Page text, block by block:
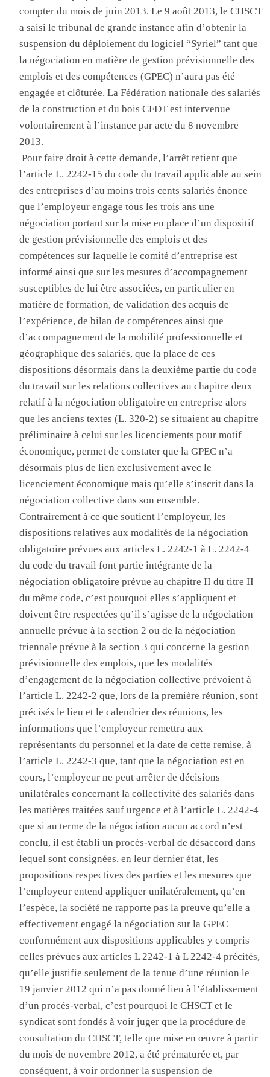
compter du mois de juin 2013. Le9 août 2013, le CHSCT
a saisi le tribunal de grande instance afin d’obtenir la
suspension du déploiement du logiciel “Syriel” tant que
la négociation en matière de gestion prévisionnelle des
emplois et des compétences (GPEC) n’aura pas été
engagée et clôturée. LaFédération nationale des salariés
de la construction et du boisCFDT est intervenue
volontairement à l’instance par acte du 8 novembre
2013.
Pour faire droit à cette demande, l’arrêt retient que
l’article L. 2242-15 du code du travail applicable au sein
des entreprises d’au moins trois cents salariés énonce
que l’employeur engage tous les trois ans une
négociation portant sur la mise en place d’un dispositif
de gestion prévisionnelle des emplois et des
compétences sur laquelle le comité d’entreprise est
informé ainsi que sur les mesures d’accompagnement
susceptibles de lui être associées, en particulier en
matière de formation, de validation des acquis de
l’expérience, de bilan de compétences ainsi que
d’accompagnement de la mobilité professionnelle et
géographique des salariés, que la place de ces
dispositions désormais dans la deuxième partie du code
du travail sur les relations collectives au chapitre deux
relatif à la négociation obligatoire en entreprise alors
que les anciens textes (L. 320-2) se situaient au chapitre
préliminaire à celui sur les licenciements pour motif
économique, permet de constater que la GPEC n’a
désormais plus de lien exclusivement avec le
licenciement économique mais qu’elle s’inscrit dans la
négociation collective dans son ensemble.
Contrairement à ce que soutient l’employeur, les
dispositions relatives aux modalités de la négociation
obligatoire prévues aux articles L. 2242-1 à L. 2242-4
du code du travail font partie intégrante de la
négociation obligatoire prévue au chapitre II du titre II
du même code, c’est pourquoi elles s’appliquent et
doivent être respectées qu’il s’agisse de la négociation
annuelle prévue à la section 2 ou de la négociation
triennale prévue à la section 3 qui concerne la gestion
prévisionnelle des emplois, que les modalités
d’engagement de la négociation collective prévoient à
l’article L. 2242-2 que, lors de la première réunion, sont
précisés le lieu et le calendrier des réunions, les
informations que l’employeur remettra aux
représentants du personnel et la date de cette remise, à
l’article L. 2242-3 que, tant que la négociation est en
cours, l’employeur ne peut arrêter de décisions
unilatérales concernant la collectivité des salariés dans
les matières traitées sauf urgence et à l’article L. 2242-4
que si au terme de la négociation aucun accord n’est
conclu, il est établi un procès-verbal de désaccord dans
lequel sont consignées, en leur dernier état, les
propositions respectives des parties et les mesures que
l’employeur entend appliquer unilatéralement, qu’en
l’espèce, la société ne rapporte pas la preuve qu’elle a
effectivement engagé la négociation sur la GPEC
conformément aux dispositions applicables y compris
celles prévues aux articles L 2242-1 à L 2242-4 précités,
qu’elle justifie seulement de la tenue d’une réunion le
19 janvier 2012 qui n’a pas donné lieu à l’établissement
d’un procès-verbal, c’est pourquoi le CHSCT et le
syndicat sont fondés à voir juger que la procédure de
consultation du CHSCT, telle que mise enœuvre à partir
du mois de novembre2012, a été prématurée et, par
conséquent, à voir ordonner la suspension de